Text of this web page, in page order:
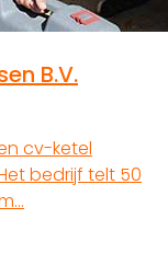
B.V.
cv-ketel
bedrijf telt 50